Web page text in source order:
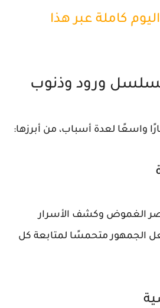
كاملة عبر هذا
ورود وذنوب
واسعًا لعدة أسباب، من أبرزها:
الغموض وكشف الأسرار
الجمهور متحمسًا لمتابعة كل